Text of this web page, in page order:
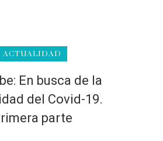
ACTUALIDAD
En busca de la
del Covid-19.
parte